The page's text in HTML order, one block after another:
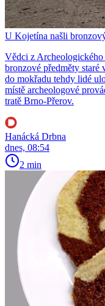
U Kojetína našli
Vědci z
bronzové předměty staré
do mokřadu tehdy lidé
místě archeologové
tratě Brno-Přerov.
Hanácká Drbna
dnes, 08:54
2 min